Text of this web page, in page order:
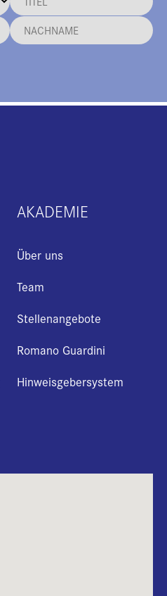
AKADEMIE
Über uns
Team
Stellenangebote
Romano Guardini
Hinweisgebersystem